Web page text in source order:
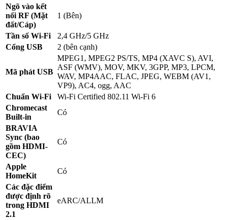
Ngõ vào kết
nối RF (Mặt
đất/Cáp)
1 (Bên)
Tần số Wi-Fi
2,4 GHz/5 GHz
Cổng USB
2 (bên cạnh)
Mã phát USB
MPEG1, MPEG2 PS/TS, MP4 (XAVC S), AVI,
ASF (WMV), MOV, MKV, 3GPP, MP3, LPCM,
WAV, MP4AAC, FLAC, JPEG, WEBM (AV1,
VP9), AC4, ogg, AAC
Chuẩn Wi-Fi
Wi-Fi Certified 802.11 Wi-Fi 6
Chromecast
Built-in
Có
BRAVIA
Sync (bao
gồm HDMI-
CEC)
Có
Apple
HomeKit
Có
Các đặc điểm
được định rõ
trong HDMI
2.1
eARC/ALLM